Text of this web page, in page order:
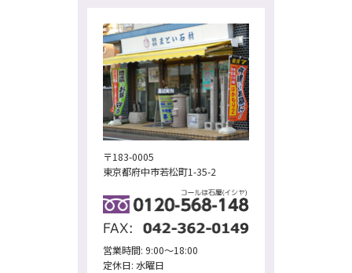
〒183-0005
東京都府中市若松町1-35-2
営業時間: 9:00～18:00
定休日: 水曜日